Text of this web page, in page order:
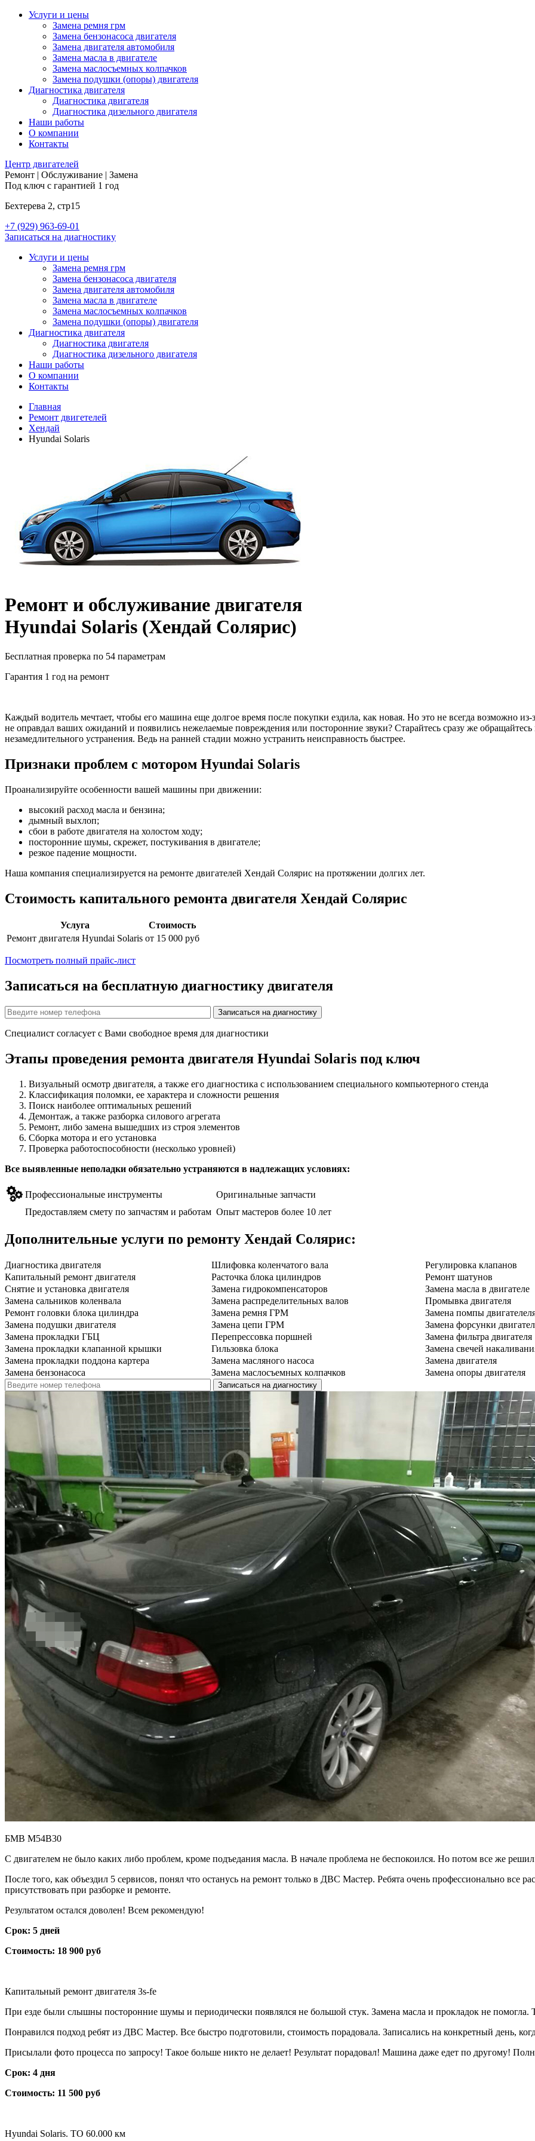
Услуги и цены
Замена ремня грм
Замена бензонасоса двигателя
Замена двигателя автомобиля
Замена масла в двигателе
Замена маслосъемных колпачков
Замена подушки (опоры) двигателя
Диагностика двигателя
Диагностика двигателя
Диагностика дизельного двигателя
Наши работы
О компании
Контакты
Центр двигателей
Ремонт | Обслуживание | Замена
Под ключ с гарантией 1 год
Бехтерева 2, стр15
+7 (929) 963-69-01
Записаться на диагностику
Услуги и цены
Замена ремня грм
Замена бензонасоса двигателя
Замена двигателя автомобиля
Замена масла в двигателе
Замена маслосъемных колпачков
Замена подушки (опоры) двигателя
Диагностика двигателя
Диагностика двигателя
Диагностика дизельного двигателя
Наши работы
О компании
Контакты
Главная
Ремонт двигетелей
Хендай
Hyundai Solaris
Ремонт и обслуживание двигателя
Hyundai Solaris (Хендай Солярис)
Бесплатная проверка по 54 параметрам
Гарантия 1 год на ремонт
Каждый водитель мечтает, чтобы его машина еще долгое время после покупки ездила, как новая. Но это не всегда возможно
не оправдал ваших ожиданий и появились нежелаемые повреждения или посторонние звуки? Старайтесь сразу же обращайтесь
незамедлительного устранения. Ведь на ранней стадии можно устранить неисправность быстрее.
Признаки проблем с мотором Hyundai Solaris
Проанализируйте особенности вашей машины при движении:
высокий расход масла и бензина;
дымный выхлоп;
сбои в работе двигателя на холостом ходу;
посторонние шумы, скрежет, постукивания в двигателе;
резкое падение мощности.
Наша компания специализируется на ремонте двигателей Хендай Солярис на протяжении долгих лет.
Стоимость капитального ремонта двигателя Хендай Солярис
Услуга
Стоимость
Ремонт двигателя Hyundai Solaris от 15 000 руб
Посмотреть полный прайс-лист
Записаться на бесплатную диагностику двигателя
Специалист согласует с Вами свободное время для диагностики
Этапы проведения ремонта двигателя Hyundai Solaris под ключ
Визуальный осмотр двигателя, а также его диагностика с использованием специального компьютерного стенда
Классификация поломки, ее характера и сложности решения
Поиск наиболее оптимальных решений
Демонтаж, а также разборка силового агрегата
Ремонт, либо замена вышедших из строя элементов
Сборка мотора и его установка
Проверка работоспособности (несколько уровней)
Все выявленные неполадки обязательно устраняются в надлежащих условиях:
Профессиональные инструменты
Оригинальные запчасти
Предоставляем смету по запчастям и работам Опыт мастеров более 10 лет
Дополнительные услуги по ремонту Хендай Солярис:
Диагностика двигателя Шлифовка коленчатого вала
Регулировка клапанов
Капитальный ремонт двигателя
Расточка блока цилиндров
Ремонт шатунов
Снятие и установка двигателя
Замена гидрокомпенсаторов
Замена масла в двигателе
Замена сальников коленвала
Замена распределительных валов
Промывка двигателя
Ремонт головки блока цилиндра
Замена ремня ГРМ
Замена помпы
Замена подушки двигателя
Замена цепи ГРМ
Замена форсунки
Замена прокладки ГБЦ
Перепрессовка поршней
Замена фильтра двигателя
Замена прокладки клапанной крышки
Гильзовка блока
Замена свечей
Замена прокладки поддона картера
Замена масляного насоса
Замена двигателя
Замена бензонасоса
Замена маслосъемных колпачков Замена опоры двигателя
БМВ М54B30
С двигателем не было каких либо проблем, кроме подъедания масла. В начале проблема не беспокоился. Но потом все же решил
После того, как объездил 5 сервисов, понял что останусь на ремонт только в ДВС Мастер. Ребята очень профессионально все
присутствовать при разборке и ремонте.
Результатом остался доволен! Всем рекомендую!
Срок: 5 дней
Стоимость: 18 900 руб
Капитальный ремонт двигателя 3s-fe
При езде были слышны посторонние шумы и периодически появлялся не большой стук. Замена масла и прокладок не помогла.
Понравился подход ребят из ДВС Мастер. Все быстро подготовили, стоимость порадовала. Записались на конкретный день,
Присылали фото процесса по запросу! Такое больше никто не делает! Результат порадовал! Машина даже едет по другому!
Срок: 4 дня
Стоимость: 11 500 руб
Hyundai Solaris. ТО 60.000 км